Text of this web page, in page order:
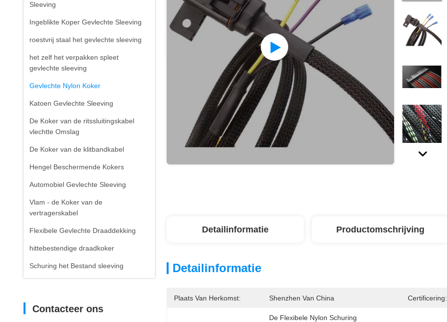
Sleeving
Ingeblikte Koper Gevlechte Sleeving
roestvrij staal het gevlechte sleeving
het zelf het verpakken spleet
gevlechte sleeving
Gevlechte Nylon Koker
Katoen Gevlechte Sleeving
De Koker van de ritssluitingskabel
vlechtte Omslag
De Koker van de klitbandkabel
Hengel Beschermende Kokers
Automobiel Gevlechte Sleeving
Vlam - de Koker van de
vertragerskabel
Flexibele Gevlechte Draaddekking
hittebestendige draadkoker
Schuring het Bestand sleeving
Contacteer ons
Detailinformatie Productomschrijving
Detailinformatie
Plaats Van Herkomst: Shenzhen Van China Certificering:
De Flexibele Nylon Schuring